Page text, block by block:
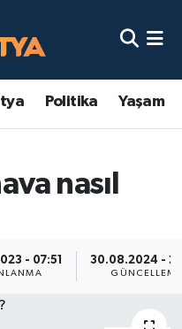
Politika Yaşam
nasıl
- 07:51 30.08.2024 -
GÜNCELLEME
ve Fikstür